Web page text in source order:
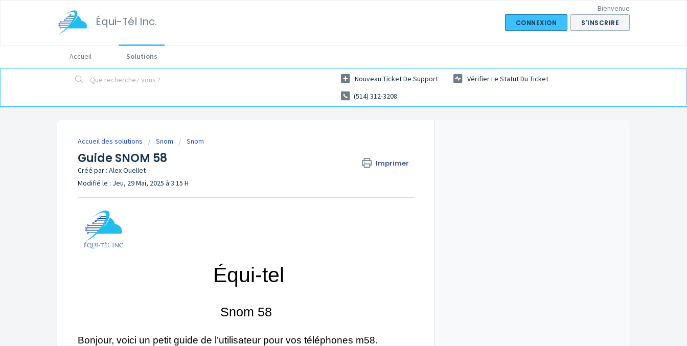
Équi-Tél Inc.
Bienvenue
CONNEXION S'INSCRIRE
Accueil Solutions
Nouveau Ticket De Support
Vérifier Le Statut Du Ticket
(514) 312-3208
Accueil des solutions Snom Snom
Guide SNOM 58 Imprimer
Créé par : Alex Ouellet
Modifié le : Jeu, 29 Mai, 2025 à 3:15 H
Équi-tel
Snom 58
Bonjour, voici un petit guide de l’utilisateur pour vos téléphones m58.